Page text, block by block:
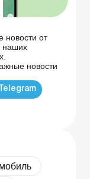
новости от
наших
новости
Telegram